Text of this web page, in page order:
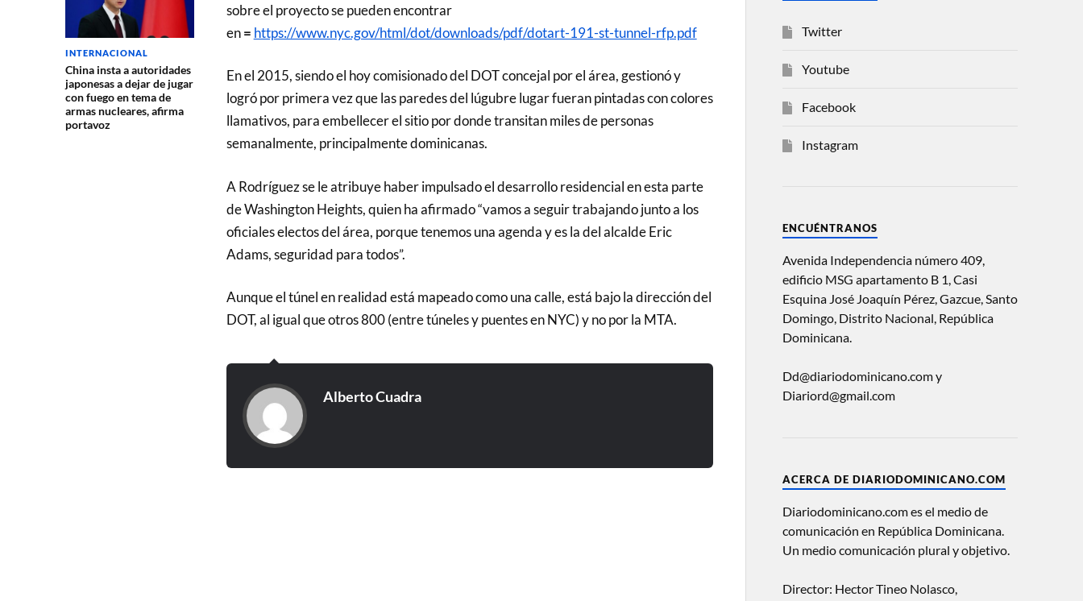
INTERNACIONAL
China insta a autoridades
japonesas a dejar de jugar
con fuego en tema de
armas nucleares, afirma
portavoz
sobre el proyecto se pueden encontrar
en= https://www.nyc.gov/html/dot/downloads/pdf/dotart-191-st-tunnel-rfp.pdf
En el 2015, siendo el hoy comisionado del DOT concejal por el área, gestionó y
logró por primera vez que las paredes del lúgubre lugar fueran pintadas con colores
llamativos, para embellecer el sitio por donde transitan miles de personas
semanalmente, principalmente dominicanas.
A Rodríguez se le atribuye haber impulsado el desarrollo residencial en esta parte
de Washington Heights, quien ha afirmado “vamos a seguir trabajando junto a los
oficiales electos del área, porque tenemos una agenda y es la del alcalde Eric
Adams, seguridad para todos”.
Aunque el túnel en realidad está mapeado como una calle, está bajo la dirección del
DOT, al igual que otros 800 (entre túneles y puentes en NYC) y no por la MTA.
Alberto Cuadra
Twitter
Youtube
Facebook
Instagram
ENCUÉNTRANOS
Avenida Independencia número 409,
edificio MSG apartamento B 1, Casi
Esquina José Joaquín Pérez, Gazcue, Santo
Domingo, Distrito Nacional, República
Dominicana.
Dd@diariodominicano.com y
Diariord@gmail.com
ACERCA DE DIARIODOMINICANO.COM
Diariodominicano.com es el medio de
comunicación en República Dominicana.
Un medio comunicación plural y objetivo.
Director: Hector Tineo Nolasco,